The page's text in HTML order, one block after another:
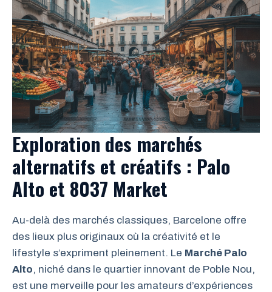
Exploration des marchés
alternatifs et créatifs : Palo
Alto et 8037 Market
Au-delà des marchés classiques, Barcelone offre
des lieux plus originaux où la créativité et le
lifestyle s’expriment pleinement. Le Marché Palo
Alto, niché dans le quartier innovant de Poble Nou,
est une merveille pour les amateurs d’expériences